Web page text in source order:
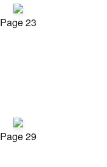
Page 23
Page 29